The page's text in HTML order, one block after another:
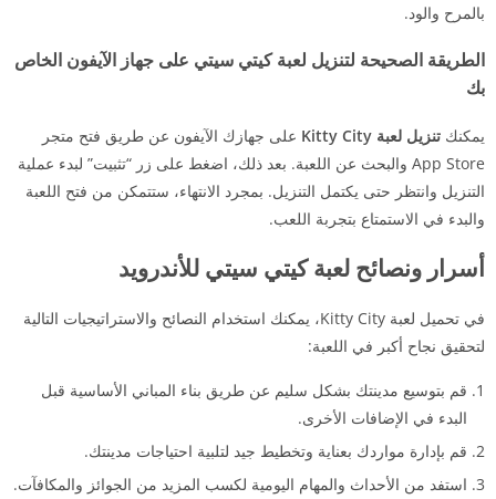
بالمرح والود.
الطريقة الصحيحة لتنزيل لعبة كيتي سيتي على جهاز الآيفون الخاص
بك
يمكنك تنزيل لعبة Kitty City
على جهازك الآيفون عن طريق فتح متجر
App Store والبحث عن اللعبة. بعد ذلك، اضغط على زر “تثبيت” لبدء عملية
التنزيل وانتظر حتى يكتمل التنزيل. بمجرد الانتهاء، ستتمكن من فتح اللعبة
والبدء في الاستمتاع بتجربة اللعب.
أسرار ونصائح لعبة كيتي سيتي للأندرويد
في تحميل لعبة Kitty City، يمكنك استخدام النصائح والاستراتيجيات التالية
لتحقيق نجاح أكبر في اللعبة:
قم بتوسيع مدينتك بشكل سليم عن طريق بناء المباني الأساسية قبل
البدء في الإضافات الأخرى.
قم بإدارة مواردك بعناية وتخطيط جيد لتلبية احتياجات مدينتك.
استفد من الأحداث والمهام اليومية لكسب المزيد من الجوائز والمكافآت.